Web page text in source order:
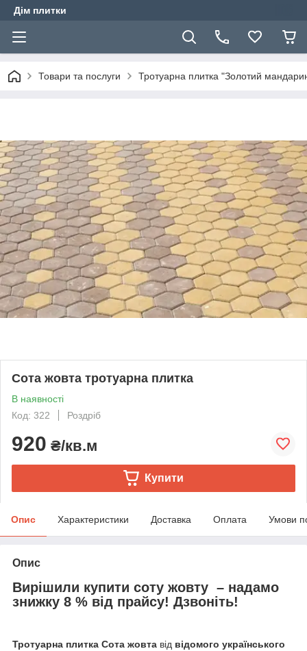
Дім плитки
Товари та послуги Тротуарна плитка "Золотий
Сота жовта тротуарна плитка
В наявності
Код: 322
Роздріб
920 ₴/кв.м
Купити
Опис Характеристики Доставка Оплата Умови
Опис
Вирішили купити соту жовту – надамо
знижку 8 % від прайсу! Дзвоніть!
Тротуарна плитка Сота жовта від відомого українського